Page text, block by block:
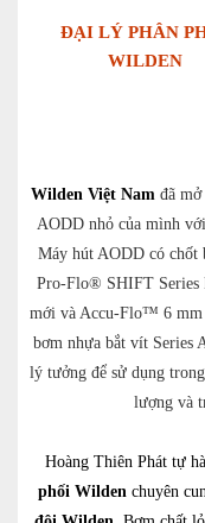
ĐẠI LÝ PHÂN
WILDEN
Wilden Việt Namđã mở
AODD nhỏ của mình
Máy hút AODD có chốt
Pro-Flo® SHIFT Series
mới và Accu-Flo™ 6
bơm nhựa bắt vít Series
lý tưởng để sử dụng
lượng và
Hoàng Thiên Phát tự
phối Wildenchuyên